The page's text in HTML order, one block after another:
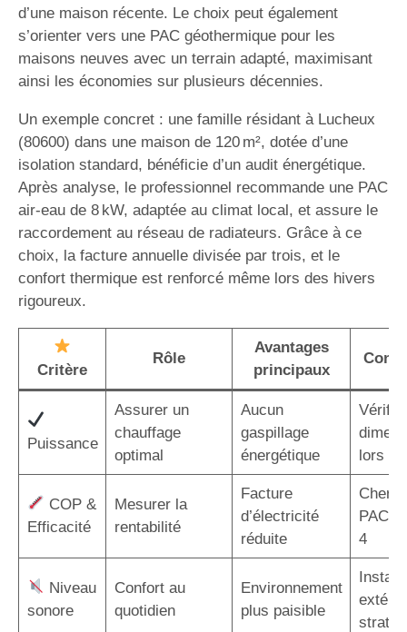
d’une maison récente. Le choix peut également
s’orienter vers une PAC géothermique pour les
maisons neuves avec un terrain adapté, maximisant
ainsi les économies sur plusieurs décennies.
Un exemple concret : une famille résidant à Lucheux
(80600) dans une maison de 120 m², dotée d’une
isolation standard, bénéficie d’un audit énergétique.
Après analyse, le professionnel recommande une PAC
air-eau de 8 kW, adaptée au climat local, et assure le
raccordement au réseau de radiateurs. Grâce à ce
choix, la facture annuelle divisée par trois, et le
confort thermique est renforcé même lors des hivers
rigoureux.
Critère
Rôle
Avantages
principaux
Puissance
Assurer un
chauffage
optimal
Aucun
gaspillage
énergétique
lors de
COP &
Efficacité
Mesurer la
rentabilité
Facture
d’électricité
réduite
PAC
4
Niveau
sonore
Confort au
quotidien
Environnement
plus paisible